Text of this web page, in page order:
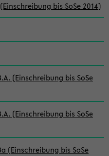
bis SoSe 2014)
(Einschreibung bis SoSe
(Einschreibung bis SoSe
(Einschreibung bis SoSe